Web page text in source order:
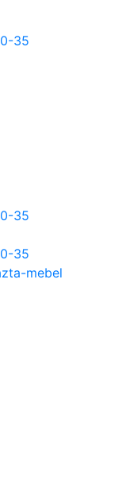
35
35
35
mebel